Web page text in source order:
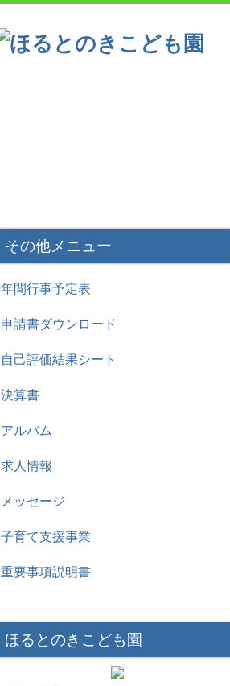
その他メニュー
年間行事予定表
申請書ダウンロード
自己評価結果シート
決算書
アルバム
求人情報
メッセージ
子育て支援事業
重要事項説明書
ほるとのきこども園